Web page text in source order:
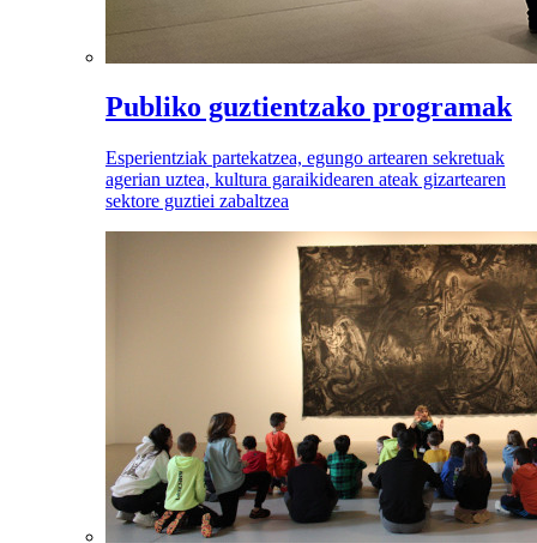
Publiko guztientzako programak
Esperientziak partekatzea, egungo artearen sekretuak
agerian uztea, kultura garaikidearen ateak gizartearen
sektore guztiei zabaltzea